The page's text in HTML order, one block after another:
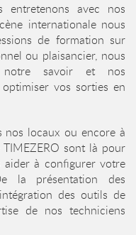
entretenons avec nos
internationale nous
de formation sur
ou plaisancier, nous
notre savoir et nos
vos sorties en
nos locaux ou encore à
TIMEZERO sont là pour
à configurer votre
la présentation des
des outils de
de nos techniciens